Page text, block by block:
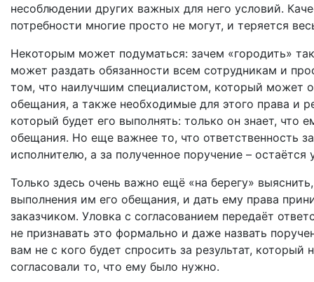
несоблюдении других важных для него условий.
потребности многие просто не могут, и теряется
Некоторым может подуматься: зачем «городить»
может раздать обязанности всем сотрудникам и
том, что наилучшим специалистом, который может
обещания, а также необходимые для этого права и
который будет его выполнять: только он знает, что
обещания. Но еще важнее то, что ответственность
исполнителю, а за полученное поручение – остаётся
Только здесь очень важно ещё «на берегу»
выполнения им его обещания, и дать ему права
заказчиком. Уловка с согласованием передаёт
не признавать это формально и даже назвать
вам не с кого будет спросить за результат,
согласовали то, что ему было нужно.